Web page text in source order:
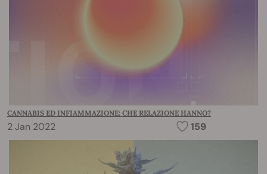
CANNABIS ED INFIAMMAZIONE: CHE RELAZIONE HANNO?
2 Jan 2022 159